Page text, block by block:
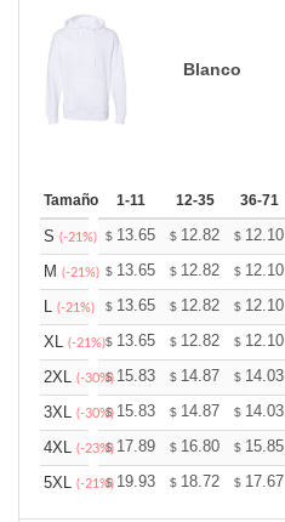
Blanco
Tamaño 1-11 12-35 36-71
S (-21%) $ 13.65 $ 12.82 $ 12.10
M (-21%) $ 13.65 $ 12.82 $ 12.10
L (-21%) $ 13.65 $ 12.82 $ 12.10
XL (-21%)$ 13.65 $ 12.82 $ 12.10
2XL (-30%)
$ 15.83 $ 14.87 $ 14.03
3XL (-30%)
$ 15.83 $ 14.87 $ 14.03
4XL (-23%)
$ 17.89 $ 16.80 $ 15.85
5XL (-21%)
$ 19.93 $ 18.72 $ 17.67